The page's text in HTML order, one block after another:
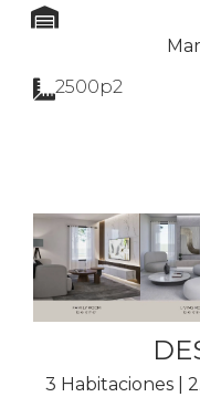
2500p2
3 Habitaciones |